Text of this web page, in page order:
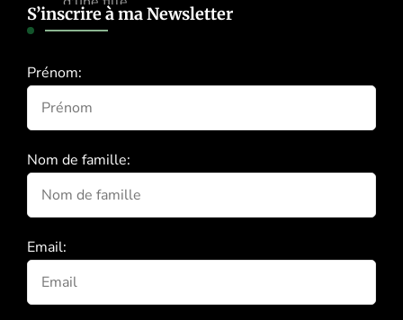
S’inscrire à ma Newsletter
Prénom:
Nom de famille:
Email: